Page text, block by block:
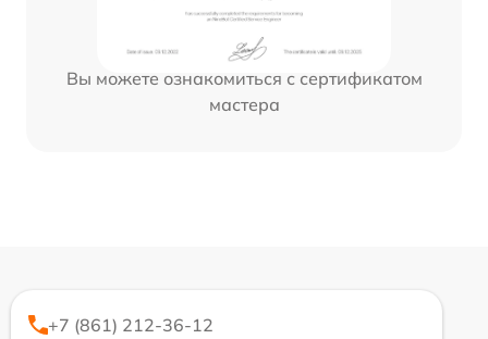
Вы можете ознакомиться с сертификатом
мастера
+7 (861) 212-36-12